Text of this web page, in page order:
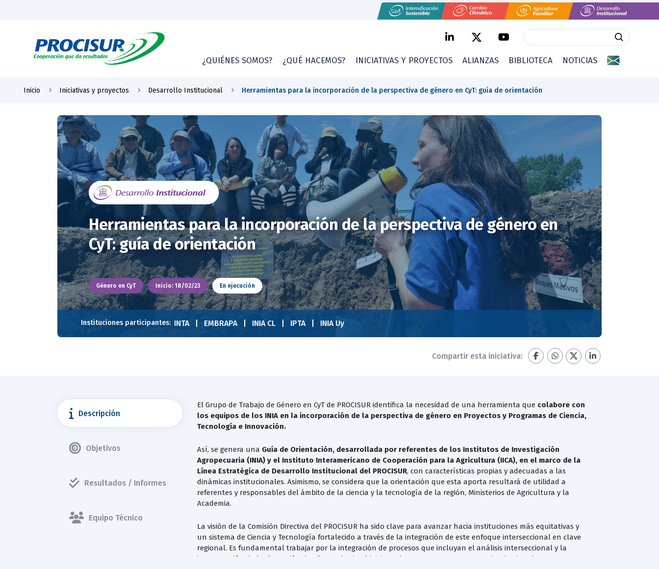
¿QUIÉNES SOMOS? ¿QUÉ HACEMOS? INICIATIVAS Y PROYECTOS ALIANZAS BIBLIOTECA NOTICIAS
Inicio Iniciativas y proyectos Desarrollo Institucional Herramientas para la incorporación de la perspectiva de género en CyT: guía de orientación
Herramientas para la incorporación de la perspectiva de género en
CyT: guía de orientación
Género en CyT Inicio: 18/02/23 En ejecución
Instituciones participantes: INTA EMBRAPA INIA CL IPTA INIA Uy
Compartir esta iniciativa:
Descripción
Objetivos
Resultados / Informes
Equipo Técnico
El Grupo de Trabajo de Género en CyT de PROCISUR identifica la necesidad de una herramienta que colabore con
los equipos de los INIA en la incorporación de la perspectiva de género en Proyectos y Programas de Ciencia,
Tecnología e Innovación.
Así, se genera una Guía de Orientación, desarrollada por referentes de los Institutos de Investigación
Agropecuaria (INIA) y el Instituto Interamericano de Cooperación para la Agricultura (IICA), en el marco de la
Línea Estratégica de Desarrollo Institucional del PROCISUR, con características propias y adecuadas a las
dinámicas institucionales. Asimismo, se considera que la orientación que esta aporta resultará de utilidad a
referentes y responsables del ámbito de la ciencia y la tecnología de la región, Ministerios de Agricultura y la
Academia.
La visión de la Comisión Directiva del PROCISUR ha sido clave para avanzar hacia instituciones más equitativas y
un sistema de Ciencia y Tecnología fortalecido a través de la integración de este enfoque interseccional en clave
regional. Es fundamental trabajar por la integración de procesos que incluyan el análisis interseccional y la
incorporación de la dimensión de género desde el inicio en los proyectos y programas institucionales. En este